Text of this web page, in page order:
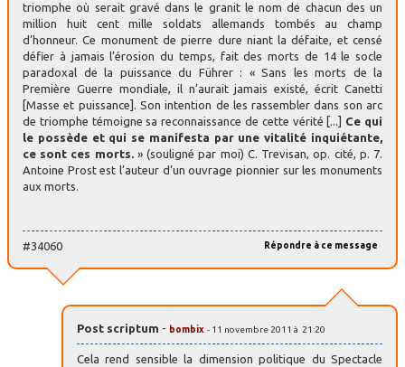
triomphe où serait gravé dans le granit le nom de chacun des un
million huit cent mille soldats allemands tombés au champ
d’honneur. Ce monument de pierre dure niant la défaite, et censé
défier à jamais l’érosion du temps, fait des morts de 14 le socle
paradoxal de la puissance du Führer : « Sans les morts de la
Première Guerre mondiale, il n’aurait jamais existé, écrit Canetti
[Masse et puissance]. Son intention de les rassembler dans son arc
de triomphe témoigne sa reconnaissance de cette vérité [...] Ce qui
le possède et qui se manifesta par une vitalité inquiétante,
ce sont ces morts.» (souligné par moi) C. Trevisan, op. cité, p. 7.
Antoine Prost est l’auteur d’un ouvrage pionnier sur les monuments
aux morts.
Répondre à ce message
#34060
Post scriptum - bombix - 11 novembre 2011 à 21:20
Cela rend sensible la dimension politique du Spectacle